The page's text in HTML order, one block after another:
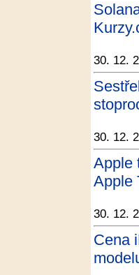
30. 12.
30. 12.
Apple
Apple
30. 12.
Cena